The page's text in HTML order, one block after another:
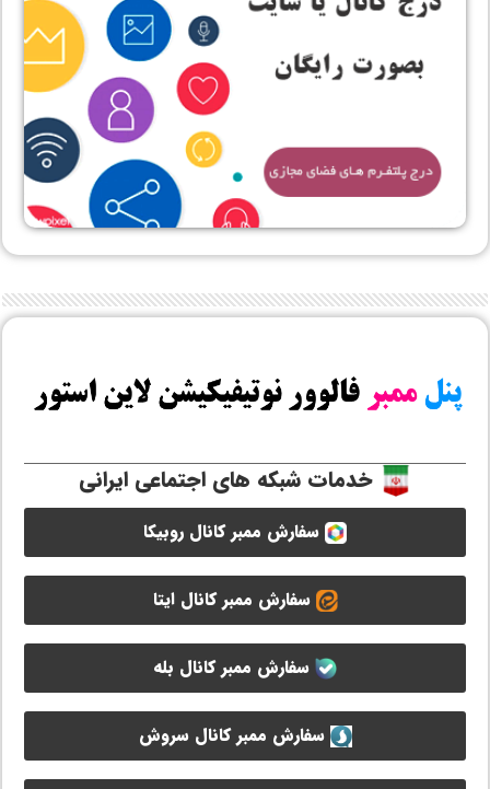
خدمات شبکه های اجتماعی ایرانی
سفارش ممبر کانال روبیکا
سفارش ممبر کانال ایتا
سفارش ممبر کانال بله
سفارش ممبر کانال سروش